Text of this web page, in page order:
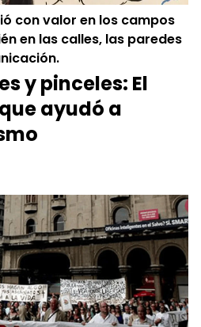
con valor en los campos
en las calles, las paredes
y pinceles: El
ayudó a